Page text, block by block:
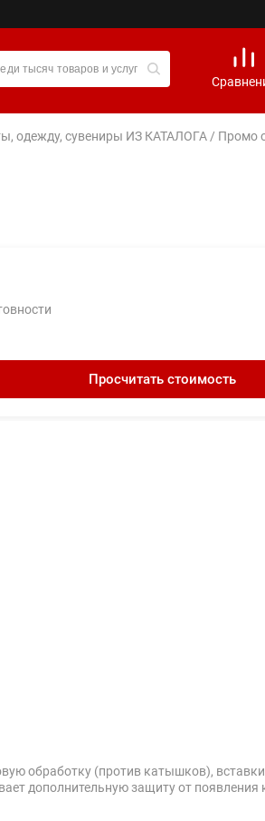
одежду, сувениры ИЗ КАТАЛОГА / Промо
Просчитать стоимость
обработку (против катышков),
дополнительную защиту от